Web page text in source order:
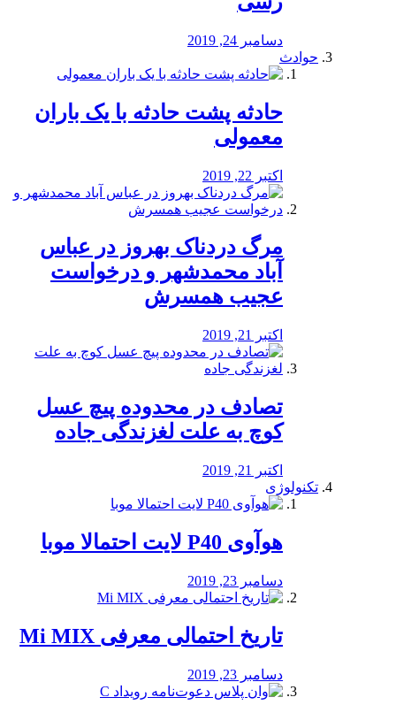
دسامبر 24, 2019
حوادث
️حادثه پشت حادثه با یک باران
معمولی
اکتبر 22, 2019
مرگ دردناک بهروز در عباس
آباد محمدشهر و درخواست
عجیب همسرش
اکتبر 21, 2019
تصادف در محدوده پیچ عسل
کوچ به علت لغزندگی جاده
اکتبر 21, 2019
تکنولوژی
هوآوی P40 لایت احتمالا موبا
دسامبر 23, 2019
تاریخ احتمالی معرفی Mi MIX
دسامبر 23, 2019